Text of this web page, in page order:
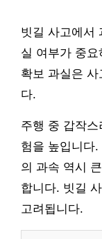
빗길 사고에서
실 여부가 중
확보 과실은
다.
주행 중 갑작
험을 높입니다
의 과속 역시
합니다. 빗길
고려됩니다.